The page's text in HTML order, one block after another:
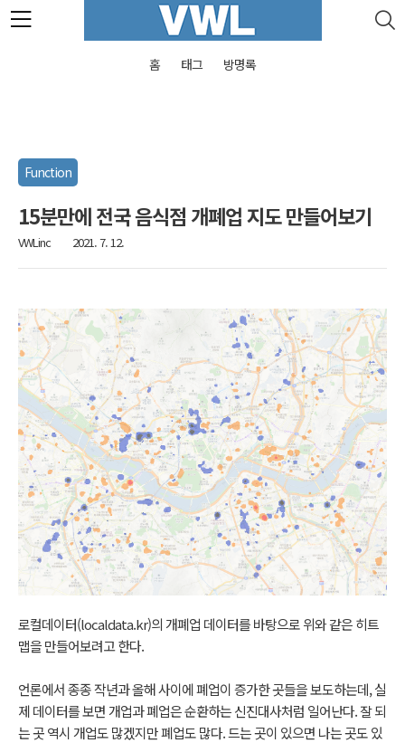
본문 바로가기
홈 태그 방명록
Function
15분만에 전국 음식점 개폐업 지도 만들어보기
VWLinc 2021. 7. 12.
로컬데이터(localdata.kr)의 개폐업 데이터를 바탕으로 위와 같은 히트
맵을 만들어보려고 한다.
언론에서 종종 작년과 올해 사이에 폐업이 증가한 곳들을 보도하는데, 실
제 데이터를 보면 개업과 폐업은 순환하는 신진대사처럼 일어난다. 잘 되
는 곳 역시 개업도 많겠지만 폐업도 많다. 드는 곳이 있으면 나는 곳도 있